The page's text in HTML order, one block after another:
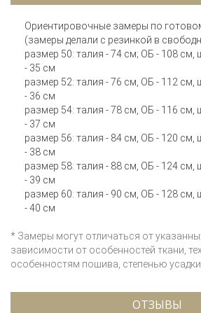
Ориентировочные замеры по
(замеры делали с резинкой в
размер 50: талия - 74 см; ОБ - 108
- 35 см
размер 52: талия - 76 см, ОБ - 112
- 36 см
размер 54: талия - 78 см, ОБ - 116
- 37 см
размер 56: талия - 84 см, ОБ - 120
- 38 см
размер 58: талия - 88 см, ОБ - 124
- 39 см
размер 60: талия - 90 см, ОБ - 128
- 40 см
* Замеры могут отличаться от
зависимости от особенностей ткани,
особенностям пошива, степенью усадки
ОТЗЫВЫ